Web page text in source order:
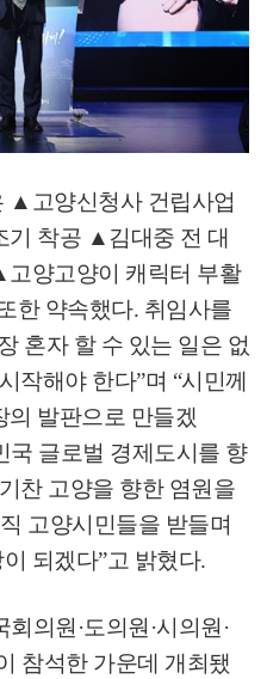
▲ 고양신청사 건립사업
기 착공 ▲ 김대중 전 대
고양고양이 캐릭터 부활
한 약속했다. 취임사를
혼자 할 수 있는 일은 없
작해야 한다”며 “시민께
의 발판으로 만들겠
국 글로벌 경제도시를 향
찬 고양을 향한 염원을
고양시민들을 받들며
되겠다”고 밝혔다.
회의원 ·도의원 ·시의원 ·
참석한 가운데 개최됐